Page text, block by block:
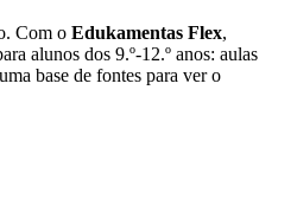
Com o Edukamentas Flex,
alunos dos 9.º-12.º anos: aulas
base de fontes para ver o